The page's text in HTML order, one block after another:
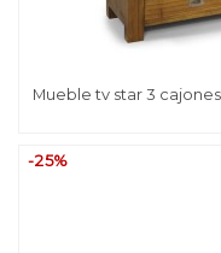
Mueble tv star 3
-25%